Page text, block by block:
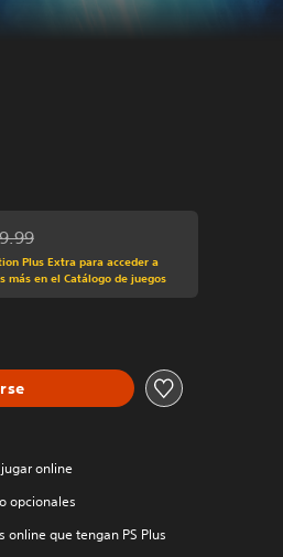
del precio original de US$59.99
Plus Extra para acceder a
más en el Catálogo de juegos
online
opcionales
online que tengan PS Plus